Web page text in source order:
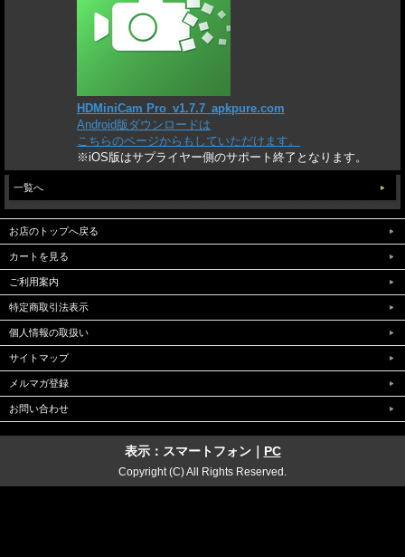
HDMiniCam Pro_v1.7.7_apkpure.com
Android版ダウンロードは
こちらのページからもしていただけます。
※iOS版はサプライヤー側のサポート終了となります。
一覧へ
お店のトップへ戻る
カートを見る
ご利用案内
特定商取引法表示
個人情報の取扱い
サイトマップ
メルマガ登録
お問い合わせ
表示：スマートフォン｜ PC
Copyright (C) All Rights Reserved.